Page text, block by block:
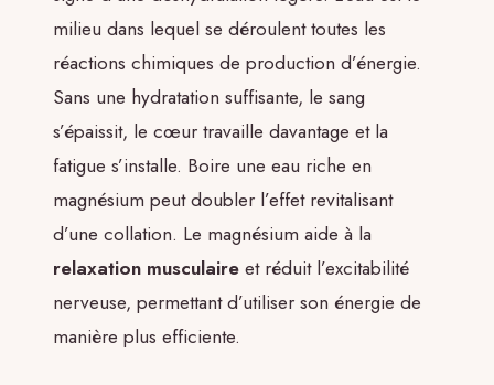
milieu dans lequel se déroulent toutes les
réactions chimiques de production d’énergie.
Sans une hydratation suffisante, le sang
s’épaissit, le cœur travaille davantage et la
fatigue s’installe. Boire une eau riche en
magnésium peut doubler l’effet revitalisant
d’une collation. Le magnésium aide à la
relaxation musculaire et réduit l’excitabilité
nerveuse, permettant d’utiliser son énergie de
manière plus efficiente.